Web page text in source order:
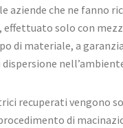
aziende che ne fanno
solo con
di materiale, a
dispersione
recuperati vengono
di